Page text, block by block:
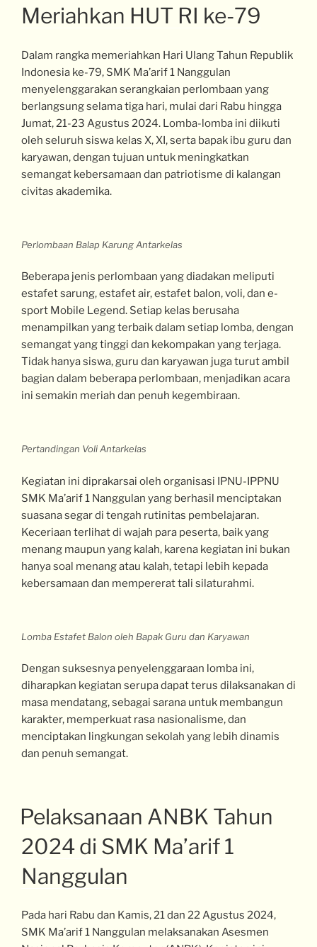
Meriahkan HUT RI ke-79
Dalam rangka memeriahkan Hari Ulang Tahun Republik
Indonesia ke-79, SMK Ma’arif 1 Nanggulan
menyelenggarakan serangkaian perlombaan yang
berlangsung selama tiga hari, mulai dari Rabu hingga
Jumat, 21-23 Agustus 2024. Lomba-lomba ini diikuti
oleh seluruh siswa kelas X, XI, serta bapak ibu guru dan
karyawan, dengan tujuan untuk meningkatkan
semangat kebersamaan dan patriotisme di kalangan
civitas akademika.
Perlombaan Balap Karung Antarkelas
Beberapa jenis perlombaan yang diadakan meliputi
estafet sarung, estafet air, estafet balon, voli, dan e-
sport Mobile Legend. Setiap kelas berusaha
menampilkan yang terbaik dalam setiap lomba, dengan
semangat yang tinggi dan kekompakan yang terjaga.
Tidak hanya siswa, guru dan karyawan juga turut ambil
bagian dalam beberapa perlombaan, menjadikan acara
ini semakin meriah dan penuh kegembiraan.
Pertandingan Voli Antarkelas
Kegiatan ini diprakarsai oleh organisasi IPNU-IPPNU
SMK Ma’arif 1 Nanggulan yang berhasil menciptakan
suasana segar di tengah rutinitas pembelajaran.
Keceriaan terlihat di wajah para peserta, baik yang
menang maupun yang kalah, karena kegiatan ini bukan
hanya soal menang atau kalah, tetapi lebih kepada
kebersamaan dan mempererat tali silaturahmi.
Lomba Estafet Balon oleh Bapak Guru dan Karyawan
Dengan suksesnya penyelenggaraan lomba ini,
diharapkan kegiatan serupa dapat terus dilaksanakan di
masa mendatang, sebagai sarana untuk membangun
karakter, memperkuat rasa nasionalisme, dan
menciptakan lingkungan sekolah yang lebih dinamis
dan penuh semangat.
Pelaksanaan ANBK Tahun
2024 di SMK Ma’arif 1
Nanggulan
Pada hari Rabu dan Kamis, 21 dan 22 Agustus 2024,
SMK Ma’arif 1 Nanggulan melaksanakan Asesmen